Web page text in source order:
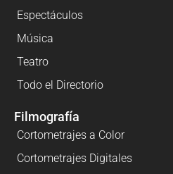
Espectáculos
Música
Teatro
Todo el Directorio
Filmografía
Cortometrajes a Color
Cortometrajes Digitales